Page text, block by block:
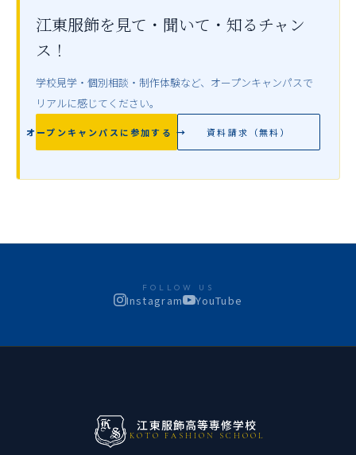
江東服飾を見て・聞いて・知るチャン
ス！
学校見学・個別相談・制作体験など、オープンキャンパスで
リアルに感じてください。
オープンキャンパスに参加する → 資料請求（無料）
FOLLOW US
Instagram YouTube
江東服飾高等専修学校
KOTO FASHION SCHOOL